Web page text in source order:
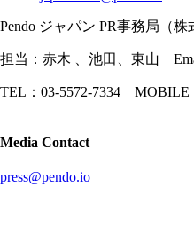
Pendo ジャパン PR事務局（株
担当：赤木 、池田、東山
TEL：03-5572-7334 MOBILE
Media Contact
press@pendo.io